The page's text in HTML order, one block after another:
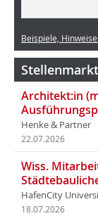
Beispiele,
Architekt:in
Henke & Partner
22.07.2026
Wiss.
HafenCity
18.07.2026